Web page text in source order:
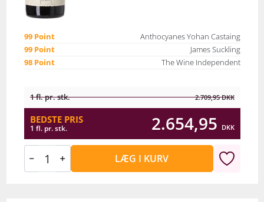
99 Point
Anthocyanes Yohan Castaing
99 Point
James Suckling
98 Point
The Wine Independent
1 fl. pr. stk. 2.709,95DKK
BEDSTE PRIS
1 fl. pr. stk. 2.654,95 DKK
LÆG I KURV